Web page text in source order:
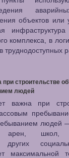
объектов или
инфраструктура
комплекса, в
труднодоступных
строительстве
людей
важна при
людей
арен, школ,
других
максимальной